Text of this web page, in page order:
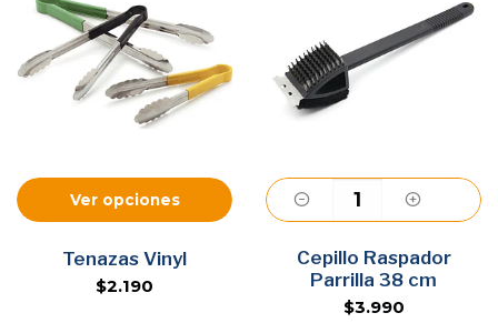
Ver opciones
Tenazas Vinyl
$2.190
Agregar
Cepillo Raspador
Parrilla 38 cm
$3.990